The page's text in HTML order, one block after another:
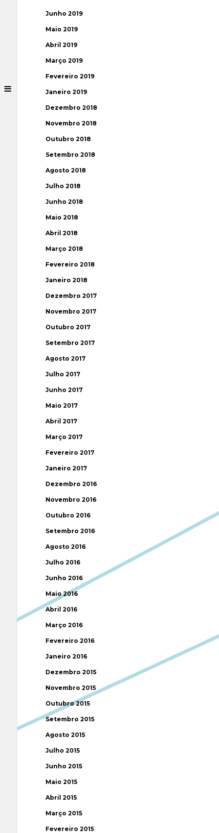
Junho 2019
Maio 2019
Abril 2019
Março 2019
Fevereiro 2019
Janeiro 2019
Dezembro 2018
Novembro 2018
Outubro 2018
Setembro 2018
Agosto 2018
Julho 2018
Junho 2018
Maio 2018
Abril 2018
Março 2018
Fevereiro 2018
Janeiro 2018
Dezembro 2017
Novembro 2017
Outubro 2017
Setembro 2017
Agosto 2017
Julho 2017
Junho 2017
Maio 2017
Abril 2017
Março 2017
Fevereiro 2017
Janeiro 2017
Dezembro 2016
Novembro 2016
Outubro 2016
Setembro 2016
Agosto 2016
Julho 2016
Junho 2016
Maio 2016
Abril 2016
Março 2016
Fevereiro 2016
Janeiro 2016
Dezembro 2015
Novembro 2015
Outubro 2015
Setembro 2015
Agosto 2015
Julho 2015
Junho 2015
Maio 2015
Abril 2015
Março 2015
Fevereiro 2015